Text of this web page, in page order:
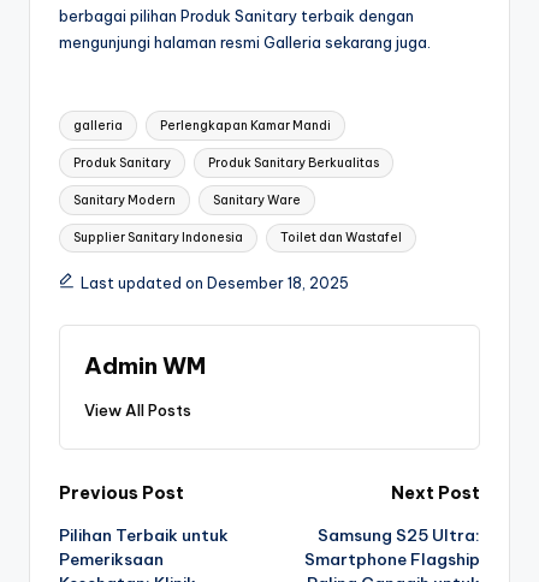
berbagai pilihan Produk Sanitary terbaik dengan
mengunjungi halaman resmi Galleria sekarang juga.
Tags:
galleria Perlengkapan Kamar Mandi
Produk Sanitary Produk Sanitary Berkualitas
Sanitary Modern Sanitary Ware
Supplier Sanitary Indonesia Toilet dan Wastafel
Last updated on Desember 18, 2025
Admin WM
View All Posts
Post
navigation
Previous Post
Pilihan Terbaik untuk
Pemeriksaan
Next Post
Samsung S25 Ultra:
Smartphone Flagship